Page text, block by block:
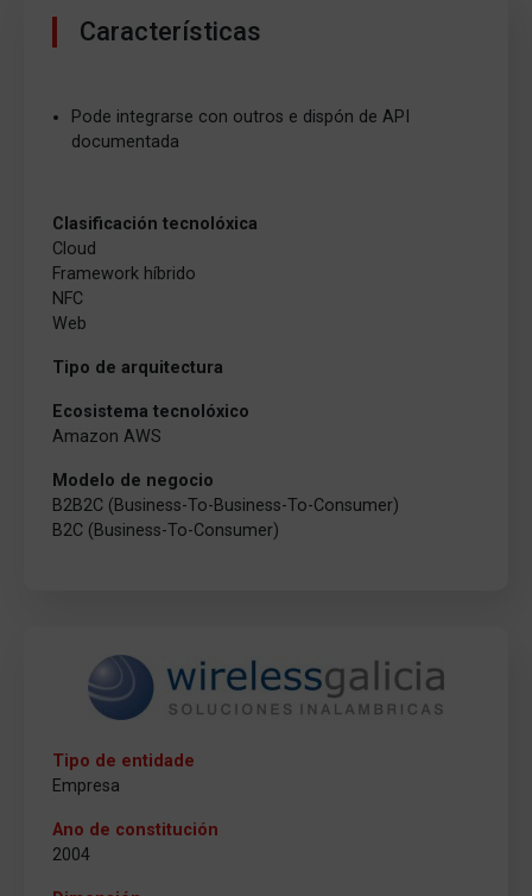
Características
Pode integrarse con outros e dispón de API
documentada
Clasificación tecnolóxica
Cloud
Framework híbrido
NFC
Web
Tipo de arquitectura
Ecosistema tecnolóxico
Amazon AWS
Modelo de negocio
B2B2C (Business-To-Business-To-Consumer)
B2C (Business-To-Consumer)
Tipo de entidade
Empresa
Ano de constitución
2004